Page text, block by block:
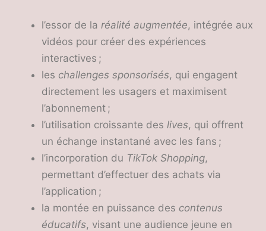
l’essor de la réalité augmentée, intégrée aux
vidéos pour créer des expériences
interactives ;
les challenges sponsorisés, qui engagent
directement les usagers et maximisent
l’abonnement ;
l’utilisation croissante des lives, qui offrent
un échange instantané avec les fans ;
l’incorporation du TikTok Shopping,
permettant d’effectuer des achats via
l’application ;
la montée en puissance des contenus
éducatifs, visant une audience jeune en